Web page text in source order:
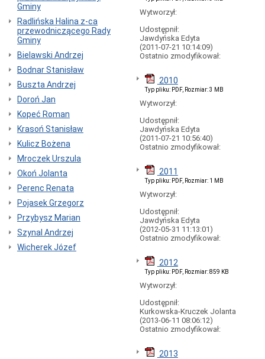
Statut
Poradnik
petenta
(jak
to
załatwić?)
Informacja
dla
osób
ludności
Urząd
Stanu
Cywilnego
Działalność
gospodarcza
Gospodarka
Komunalna
Gminy
Radlińska Halina z-ca
przewodniczącego Rady
Gminy
Bielawski Andrzej
Bodnar Stanisław
Buszta Andrzej
Doroń Jan
Kopeć Roman
Krasoń Stanisław
Kulicz Bożena
Mroczek Urszula
Okoń Jolanta
Perenc Renata
Pojasek Grzegorz
Przybysz Marian
Szynal Andrzej
Wicherek Józef
Wytworzył:
Udostępnił:
Jawdyńska Edyta
(2011-07-21 10:14:09)
Ostatnio zmodyfikował:
2010
Typ pliku: PDF, Rozmiar: 3 MB
Wytworzył:
Udostępnił:
Jawdyńska Edyta
(2011-07-21 10:56:40)
Ostatnio zmodyfikował:
2011
Typ pliku: PDF, Rozmiar: 1 MB
Wytworzył:
Udostępnił:
Jawdyńska Edyta
(2012-05-31 11:13:01)
Ostatnio zmodyfikował:
2012
Typ pliku: PDF, Rozmiar: 859 KB
Wytworzył:
Udostępnił:
Kurkowska-Kruczek Jolanta
(2013-06-11 08:06:12)
Ostatnio zmodyfikował:
2013